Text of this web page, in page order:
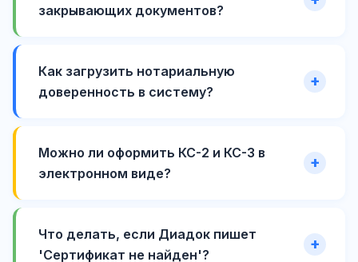
закрывающих документов?
Как загрузить нотариальную
доверенность в систему?
Можно ли оформить КС-2 и КС-3 в
электронном виде?
Что делать, если Диадок пишет
'Сертификат не найден'?